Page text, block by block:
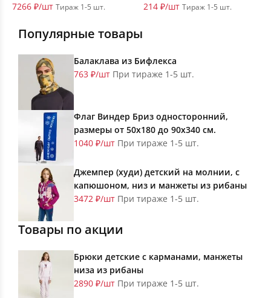
7266 ₽/шт Тираж 1-5 шт.
214 ₽/шт Тираж 1-5 шт.
Популярные товары
Балаклава из Бифлекса
763 ₽/шт При тираже 1-5 шт.
Флаг Виндер Бриз односторонний,
размеры от 50х180 до 90х340 см.
1040 ₽/шт При тираже 1-5 шт.
Джемпер (худи) детский на молнии, с
капюшоном, низ и манжеты из рибаны
3472 ₽/шт При тираже 1-5 шт.
Товары по акции
Брюки детские с карманами, манжеты
низа из рибаны
2890 ₽/шт При тираже 1-5 шт.